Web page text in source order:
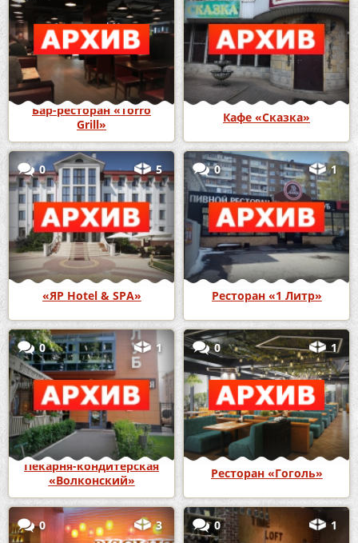
Бар-ресторан «Torro
Grill»
Кафе «Сказка»
0 5
«ЯР Hotel & SPA»
0 1
Ресторан «1 Литр»
0 1
Пекарня-кондитерская
«Волконский»
0 1
Ресторан «Гоголь»
0 3 0 1